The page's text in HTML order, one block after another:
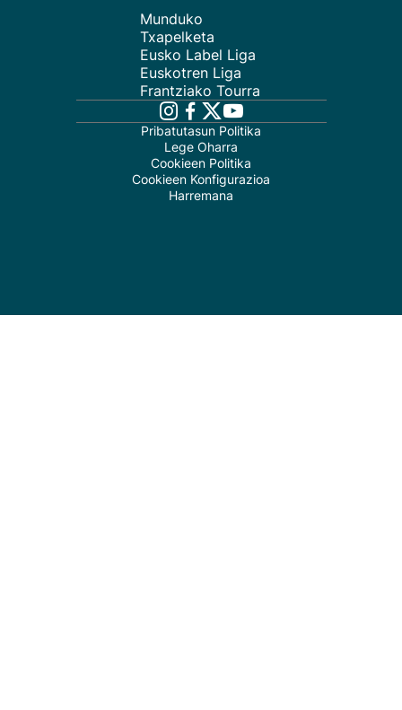
Munduko
Txapelketa
Eusko Label Liga
Euskotren Liga
Frantziako Tourra
Pribatutasun Politika
Lege Oharra
Cookieen Politika
Cookieen Konfigurazioa
Harremana